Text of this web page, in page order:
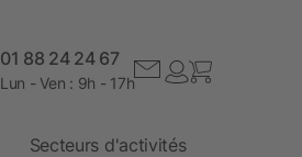
01 88 24 24 67
Lun - Ven : 9h - 17h
Secteurs d'activités